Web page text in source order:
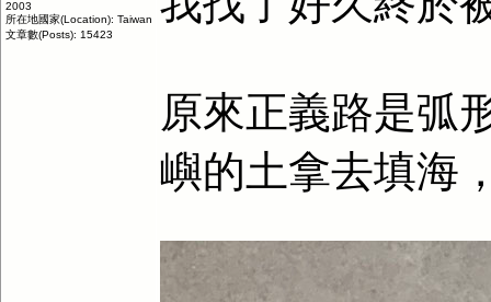
2003
所在地國家(Location): Taiwan
文章數(Posts): 15423
原來正義路是弧
嶼的土拿去填海